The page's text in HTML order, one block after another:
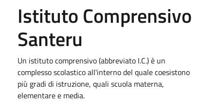
Istituto Comprensivo
Santeru
Un istituto comprensivo (abbreviato I.C.) è un
complesso scolastico all'interno del quale coesistono
più gradi di istruzione, quali scuola materna,
elementare e media.